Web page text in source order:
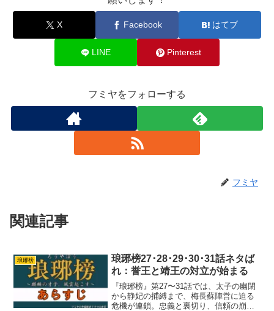
X Facebook はてブ
LINE Pinterest
フミヤをフォローする
フミヤ
関連記事
琅琊榜
琅琊榜27･28･29･30･31話ネタば
れ：誉王と靖王の対立が始まる
『琅琊榜』第27〜31話では、太子の幽閉
から静妃の捕縛まで、梅長蘇陣営に迫る
危機が連鎖。忠義と裏切り、信頼の崩壊